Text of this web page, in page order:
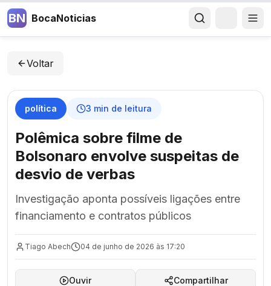
BN BocaNoticias
Voltar
política 3 min de leitura
Polêmica sobre filme de
Bolsonaro envolve suspeitas de
desvio de verbas
Investigação aponta possíveis ligações entre
financiamento e contratos públicos
Tiago Abech 04 de junho de 2026 às 17:20
Ouvir Compartilhar